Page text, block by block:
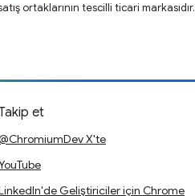
ortaklarının tescilli ticari markasıdır.
et
X'te
Geliştiriciler için Chrome